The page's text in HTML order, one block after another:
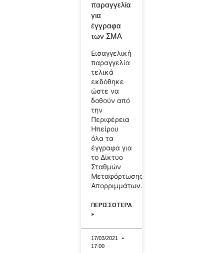
παραγγελία
για
έγγραφα
των ΣΜΑ
Εισαγγελική
παραγγελία
τελικά
εκδόθηκε
ώστε να
δοθούν από
την
Περιφέρεια
Ηπείρου
όλα τα
έγγραφα για
το Δίκτυο
Σταθμών
Μεταφόρτωσης
Απορριμμάτων.
ΠΕΡΙΣΣΟΤΕΡΑ
»
17/03/2021
17:00